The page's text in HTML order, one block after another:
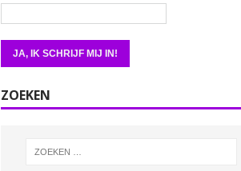
ZOEKEN